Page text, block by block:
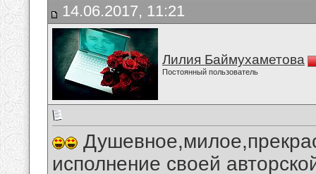
14.06.2017, 11:21
Лилия Баймухаметова
Постоянный пользователь
исполнение своей